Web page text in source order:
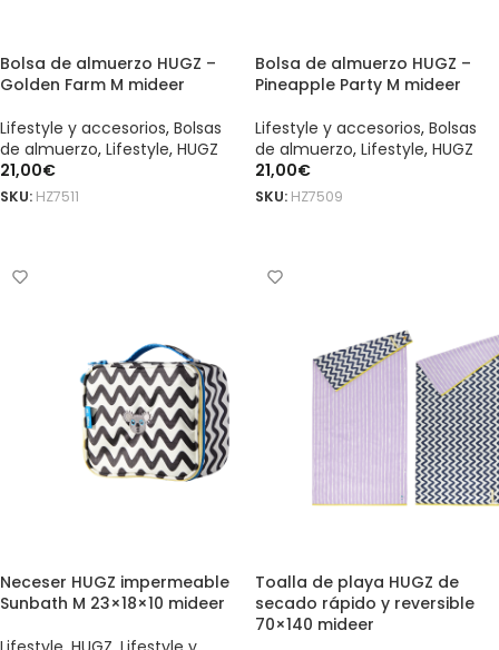
Bolsa de almuerzo HUGZ –
Golden Farm M mideer
Lifestyle y accesorios, Bolsas
de almuerzo, Lifestyle, HUGZ
21,00€
SKU: HZ7511
Bolsa de almuerzo HUGZ –
Pineapple Party M mideer
Lifestyle y accesorios, Bolsas
de almuerzo, Lifestyle, HUGZ
21,00€
SKU: HZ7509
Neceser HUGZ impermeable
Sunbath M 23×18×10 mideer
Toalla de playa HUGZ de
secado rápido y reversible
70×140 mideer